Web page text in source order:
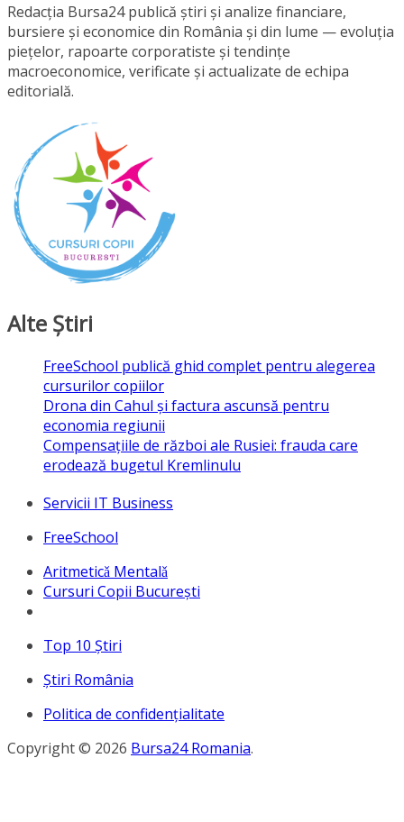
Redacția Bursa24 publică știri și analize financiare,
bursiere și economice din România și din lume — evoluția
piețelor, rapoarte corporatiste și tendințe
macroeconomice, verificate și actualizate de echipa
editorială.
Alte Ştiri
FreeSchool publică ghid complet pentru alegerea
cursurilor copiilor
Drona din Cahul și factura ascunsă pentru
economia regiunii
Compensațiile de război ale Rusiei: frauda care
erodează bugetul Kremlinulu
Servicii IT Business
FreeSchool
Aritmeticǎ Mentalǎ
Cursuri Copii București
Top 10 Ştiri
Ştiri România
Politica de confidențialitate
Copyright © 2026 Bursa24 Romania.